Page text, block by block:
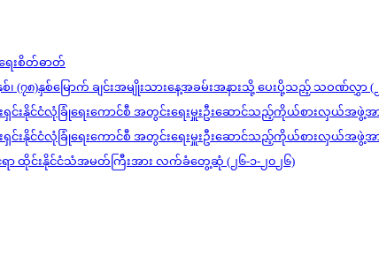
ေးစိတ်ဓာတ်
(၇၈)နှစ်မြောက် ချင်းအမျိုးသားနေ့အခမ်းအနားသို့ ပေးပို့သည့် သဝဏ်လွှာ (
းရှင်းနိုင်ငံလုံခြုံရေးကောင်စီ အတွင်းရေးမှူးဦးဆောင်သည့်ကိုယ်စားလှယ်အဖွဲ့
းရှင်းနိုင်ငံလုံခြုံရေးကောင်စီ အတွင်းရေးမှူးဦးဆောင်သည့်ကိုယ်စားလှယ်အဖွဲ့
ရာ ထိုင်းနိုင်ငံသံအမတ်ကြီးအား လက်ခံတွေ့ဆုံ (၂၆-၁-၂၀၂၆)